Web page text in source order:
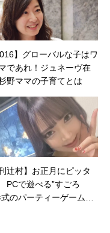
】グローバルな子はワ
であれ！ジュネーヴ在
野ママの子育てとは
刊辻村】お正月にピッタ
PCで遊べる”すごろ
式のパーティーゲーム